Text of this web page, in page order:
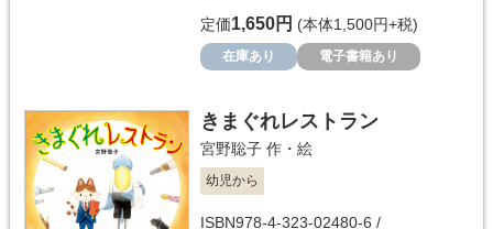
定価1,650円 (本体1,500円+税)
在庫あり 電子書籍あり
きまぐれレストラン
宮野聡子 作・絵
幼児から
ISBN978-4-323-02480-6 /